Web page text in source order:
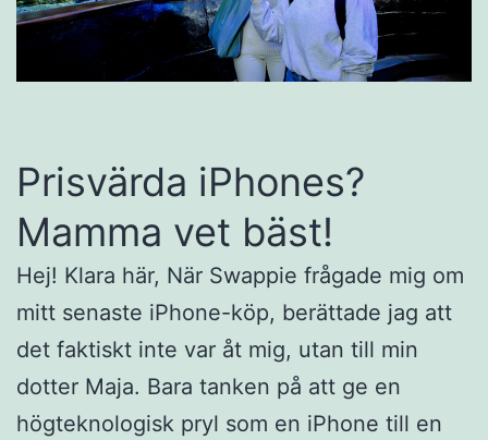
Prisvärda iPhones?
Mamma vet bäst!
Hej! Klara här, När Swappie frågade mig om
mitt senaste iPhone-köp, berättade jag att
det faktiskt inte var åt mig, utan till min
dotter Maja. Bara tanken på att ge en
högteknologisk pryl som en iPhone till en